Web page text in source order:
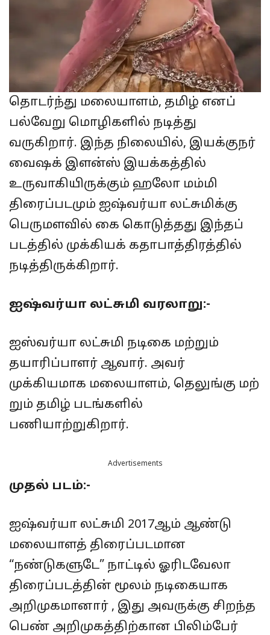
தொடர்ந்து மலையாளம், தமிழ் எனப்
பல்வேறு மொழிகளில் நடித்து
வருகிறார். இந்த நிலையில், இயக்குநர்
வைஷக் இளன்ஸ் இயக்கத்தில்
உருவாகியிருக்கும் ஹலோ மம்மி
திரைப்படமும் ஐஷ்வர்யா லட்சுமிக்கு
பெருமளவில் கை கொடுத்தது இந்தப்
படத்தில் முக்கியக் கதாபாத்திரத்தில்
நடித்திருக்கிறார்.
ஐஷ்வர்யா லட்சுமி வரலாறு:-
ஐஸ்வர்யா லட்சுமி நடிகை மற்றும்
தயாரிப்பாளர் ஆவார். அவர்
முக்கியமாக மலையாளம், தெலுங்கு மற்
றும் தமிழ் படங்களில்
பணியாற்றுகிறார்.
Advertisements
முதல் படம்:-
ஐஷ்வர்யா லட்சுமி 2017ஆம் ஆண்டு
மலையாளத் திரைப்படமான
“நண்டுகளுடே” நாட்டில் ஓரிடவேலா
திரைப்படத்தின் மூலம் நடிகையாக
அறிமுகமானார் , இது அவருக்கு சிறந்த
பெண் அறிமுகத்திற்கான பிலிம்பேர்